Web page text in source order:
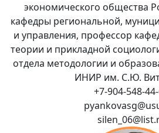
экономического общества
кафедры региональной,
и управления, профессор
теории и прикладной
отдела методологии и
ИНИР им. С.Ю.
+7-904-548-